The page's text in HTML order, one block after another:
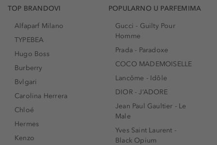
TOP BRANDOVI
Alfaparf Milano
TYPEBEA
Hugo Boss
Burberry
Bvlgari
Carolina Herrera
Chloé
Hermes
Kenzo
POPULARNO U PARFEMIMA
Gucci - Guilty Pour
Homme
Prada - Paradoxe
COCO MADEMOISELLE
Lancôme - Idôle
DIOR - J’ADORE
Jean Paul Gaultier - Le
Male
Yves Saint Laurent -
Black Opium